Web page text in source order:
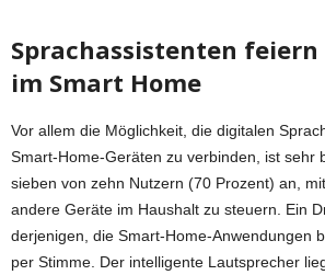
Sprachassistenten
im Smart Home
Vor allem die Möglichkeit, die digitalen
Smart-Home-Geräten zu verbinden, ist sehr
sieben von zehn Nutzern (70 Prozent) an,
andere Geräte im Haushalt zu steuern. Ein
derjenigen, die Smart-Home-Anwendungen
per Stimme. Der intelligente Lautsprecher